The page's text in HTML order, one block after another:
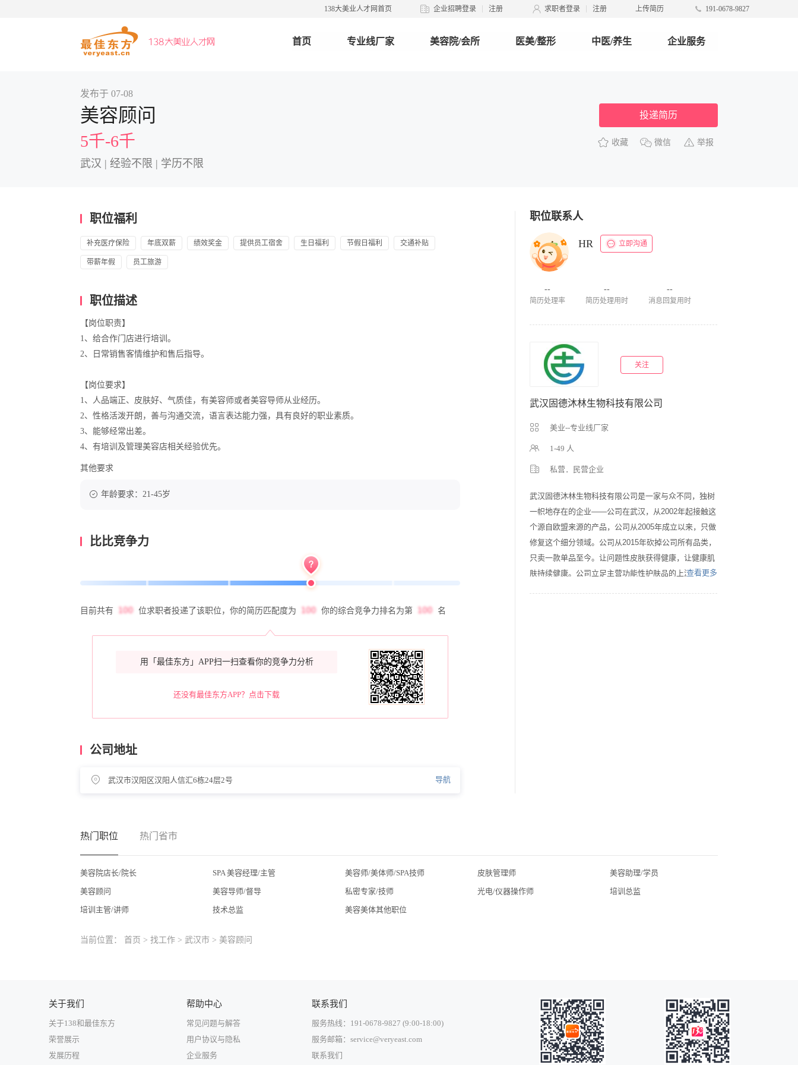
138大美业人才网首页 企业招聘登录 注册 求职者登录 注册 上传简历 191-0678-9827
首页 专业线厂家 美容院/会所 医美/整形 中医/养生 企业服务
发布于 07-08
美容顾问
5千-6千
武汉 | 经验不限 | 学历不限
投递简历
收藏 微信 举报
职位福利
补充医疗保险 年底双薪 绩效奖金 提供员工宿舍 生日福利 节假日福利 交通补贴
带薪年假 员工旅游
职位描述
【岗位职责】
1、给合作门店进行培训。
2、日常销售客情维护和售后指导。
【岗位要求】
1、人品端正、皮肤好、气质佳，有美容师或者美容导师从业经历。
2、性格活泼开朗，善与沟通交流，语言表达能力强，具有良好的职业素质。
3、能够经常出差。
4、有培训及管理美容店相关经验优先。
其他要求
年龄要求：21-45岁
比比竞争力
目前共有 位求职者投递了该职位，你的简历匹配度为 你的综合竞争力排名为第 名
用「最佳东方」APP扫一扫查看你的竞争力分析
还没有最佳东方APP？点击下载
公司地址
武汉市汉阳区汉阳人信汇6栋24层2号 导航
职位联系人
HR 立即沟通
--
简历处理率
--
简历处理用时
--
消息回复用时
关注
武汉固德沐林生物科技有限公司
美业--专业线厂家
1-49 人
私营．民营企业
武汉固德沐林生物科技有限公司是一家与众不同，独树
一帜地存在的企业——公司在武汉，从2002年起接触这
个源自欧盟来源的产品，公司从2005年成立以来，只做
修复这个细分领域。公司从2015年砍掉公司所有品类，
只卖一款单品至今。让问题性皮肤获得健康，让健康肌
肤持续健康。公司立足主营功能性护肤品的上游企业 ，
查看更多
热门职位 热门省市
美容院店长/院长 SPA 美容经理/主管 美容师/美体师/SPA技师 皮肤管理师 美容助理/学员
美容顾问 美容导师/督导 私密专家/技师 光电/仪器操作师 培训总监
培训主管/讲师 技术总监 美容美体其他职位
昆明美业招聘
全国美业招聘
苏州美业招聘
无锡美业招聘
当前位置： 首页 > 找工作 > 武汉市 > 美容顾问
关于我们
关于138和最佳东方
荣誉展示
发展历程
帮助中心
常见问题与解答
用户协议与隐私
企业服务
联系我们
服务热线：191-0678-9827 (9:00-18:00)
服务邮箱：service@veryeast.com
联系我们